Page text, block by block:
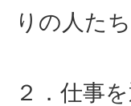
りの人た
２．仕事